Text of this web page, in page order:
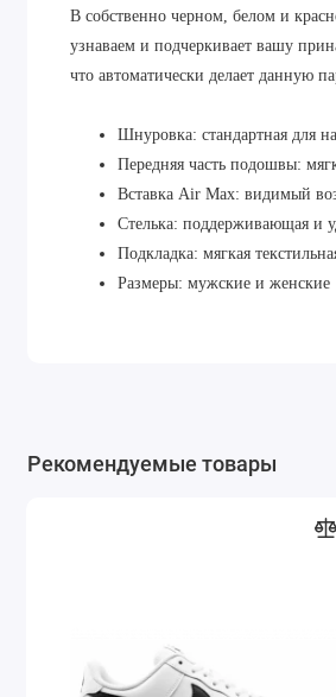
В собственно черном, белом и
узнаваем и подчеркивает вашу
что автоматически делает данную
Шнуровка: стандартная для
Передняя часть подошвы:
Вставка Air Max: видимый
Стелька: поддерживающая и
Подкладка: мягкая
Размеры: мужские и женские
Рекомендуемые товары